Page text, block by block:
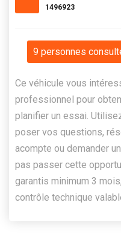
1496923
9 personnes
Ce véhicule vous
professionnel pour
planifier un essai.
poser vos questions,
acompte ou demander
pas passer cette
garantis minimum 3
contrôle technique